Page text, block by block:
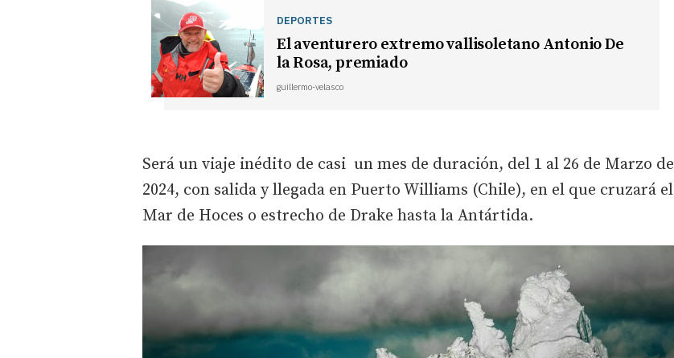
DEPORTES
El aventurero extremo vallisoletano Antonio De
la Rosa, premiado
guillermo-velasco
Será un viaje inédito de casi un mes de duración, del 1 al 26 de Marzo de
2024, con salida y llegada en Puerto Williams (Chile), en el que cruzará el
Mar de Hoces o estrecho de Drake hasta la Antártida.